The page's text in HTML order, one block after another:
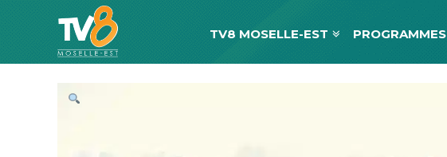
TV8 MOSELLE-EST PROGRAMMES